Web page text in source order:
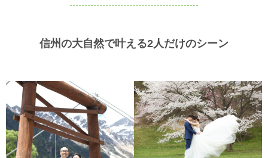
信州の大自然で叶える2人だけのシーン